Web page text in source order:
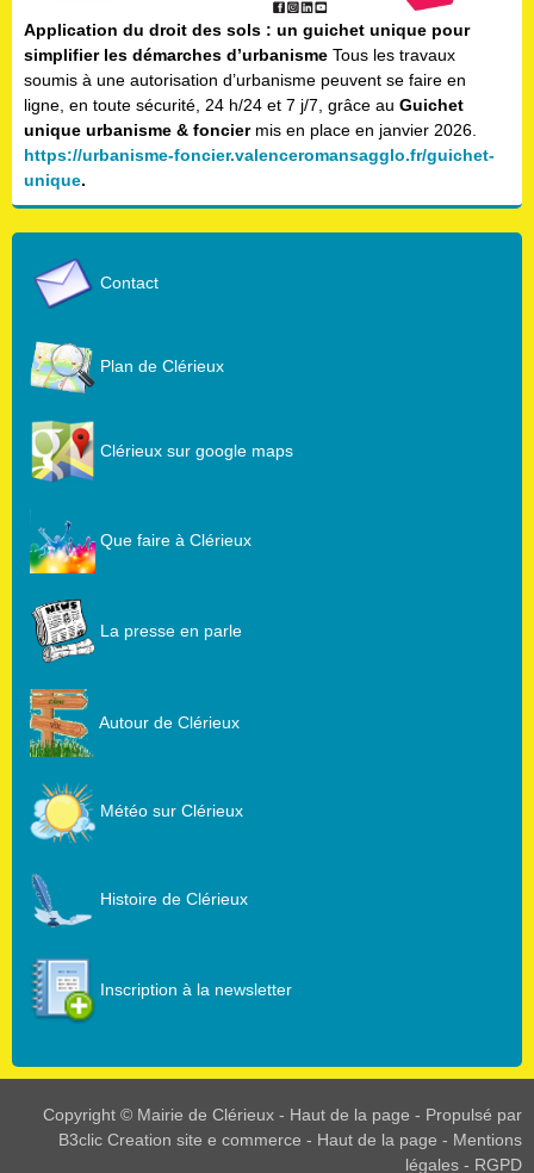
Application du droit des sols : un guichet unique pour
simplifier les démarches d’urbanisme Tous les travaux
soumis à une autorisation d’urbanisme peuvent se faire en
ligne, en toute sécurité, 24 h/24 et 7 j/7, grâce au Guichet
unique urbanisme & foncier mis en place en janvier 2026.
https://urbanisme-foncier.valenceromansagglo.fr/guichet-
unique.
Contact
Plan de Clérieux
Clérieux sur google maps
Que faire à Clérieux
La presse en parle
Autour de Clérieux
Météo sur Clérieux
Histoire de Clérieux
Inscription à la newsletter
Copyright © Mairie de Clérieux - Haut de la page - Propulsé par
B3clic Creation site e commerce - Haut de la page - Mentions
légales - RGPD